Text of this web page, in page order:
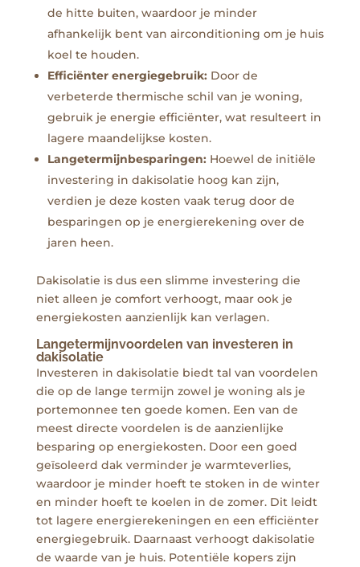
de hitte buiten, waardoor je minder
afhankelijk bent van airconditioning om je huis
koel te houden.
Efficiënter energiegebruik: Door de
verbeterde thermische schil van je woning,
gebruik je energie efficiënter, wat resulteert in
lagere maandelijkse kosten.
Langetermijnbesparingen: Hoewel de initiële
investering in dakisolatie hoog kan zijn,
verdien je deze kosten vaak terug door de
besparingen op je energierekening over de
jaren heen.
Dakisolatie is dus een slimme investering die
niet alleen je comfort verhoogt, maar ook je
energiekosten aanzienlijk kan verlagen.
Langetermijnvoordelen van investeren in
dakisolatie
Investeren in dakisolatie biedt tal van voordelen
die op de lange termijn zowel je woning als je
portemonnee ten goede komen. Een van de
meest directe voordelen is de aanzienlijke
besparing op energiekosten. Door een goed
geïsoleerd dak verminder je warmteverlies,
waardoor je minder hoeft te stoken in de winter
en minder hoeft te koelen in de zomer. Dit leidt
tot lagere energierekeningen en een efficiënter
energiegebruik. Daarnaast verhoogt dakisolatie
de waarde van je huis. Potentiële kopers zijn